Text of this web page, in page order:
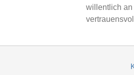
willentlich an